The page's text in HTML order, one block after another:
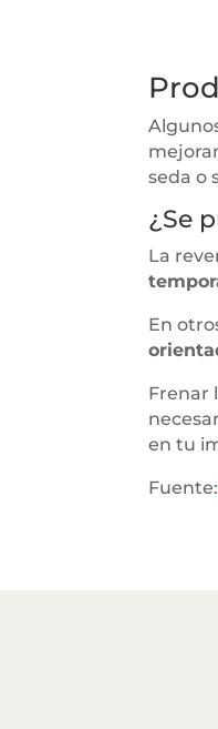
seda o
¿Se
La
En
Frenar
en tu
Fuente: